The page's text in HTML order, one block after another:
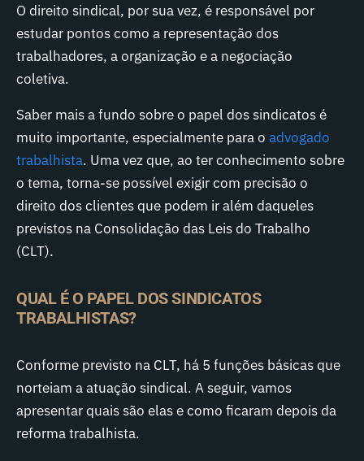
O direito sindical, por sua vez, é responsável por
estudar pontos como a representação dos
trabalhadores, a organização e a negociação
coletiva.
Saber mais a fundo sobre o papel dos sindicatos é
muito importante, especialmente para o advogado
trabalhista. Uma vez que, ao ter conhecimento sobre
o tema, torna-se possível exigir com precisão o
direito dos clientes que podem ir além daqueles
previstos na Consolidação das Leis do Trabalho
(CLT).
QUAL É O PAPEL DOS SINDICATOS
TRABALHISTAS?
Conforme previsto na CLT, há 5 funções básicas que
norteiam a atuação sindical. A seguir, vamos
apresentar quais são elas e como ficaram depois da
reforma trabalhista.